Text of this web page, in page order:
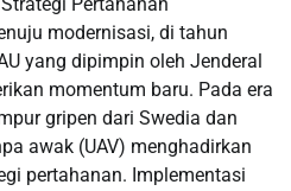
modernisasi, di tahun
yang dipimpin oleh Jenderal
momentum baru. Pada era
gripen dari Swedia dan
awak (UAV) menghadirkan
pertahanan. Implementasi